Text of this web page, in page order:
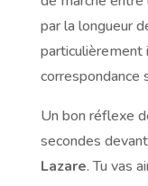
par la longueur
particulièrement
correspondance
Un bon réflexe
secondes
Lazare. Tu vas